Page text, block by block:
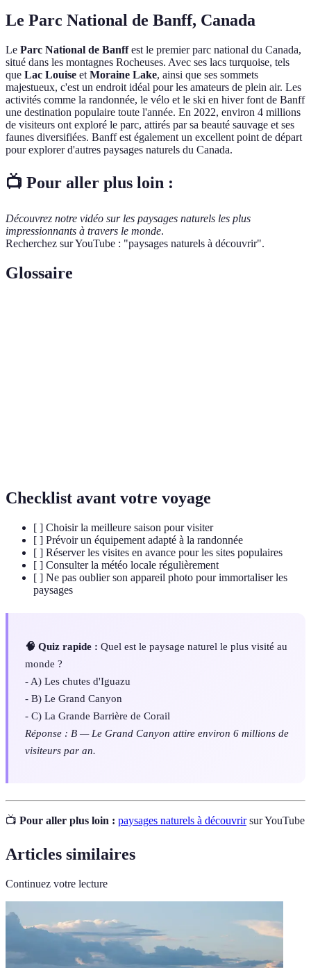
Le Parc National de Banff, Canada
Le Parc National de Banffest le premier parc national du Canada,
situé dans les montagnes Rocheuses. Avec ses lacs turquoise, tels
que Lac Louise et Moraine Lake, ainsi que ses sommets
majestueux, c'est un endroit idéal pour les amateurs de plein air. Les
activités comme la randonnée, le vélo et le ski en hiver font de Banff
une destination populaire toute l'année. En 2022, environ 4 millions
de visiteurs ont exploré le parc, attirés par sa beauté sauvage et ses
faunes diversifiées. Banff est également un excellent point de départ
pour explorer d'autres paysages naturels du Canada.
📺 Pour aller plus loin :
Découvrez notre vidéo sur les paysages naturels les plus
impressionnants à travers le monde.
Recherchez sur YouTube : "paysages naturels à découvrir".
Glossaire
Checklist avant votre voyage
[ ] Choisir la meilleure saison pour visiter
[ ] Prévoir un équipement adapté à la randonnée
[ ] Réserver les visites en avance pour les sites populaires
[ ] Consulter la météo locale régulièrement
[ ] Ne pas oublier son appareil photo pour immortaliser les
paysages
🧠 Quiz rapide : Quel est le paysage naturel le plus visité au
monde ?
- A) Les chutes d'Iguazu
- B) Le Grand Canyon
- C) La Grande Barrière de Corail
Réponse : B — Le Grand Canyon attire environ 6 millions de
visiteurs par an.
📺 Pour aller plus loin : paysages naturels à découvrirsur YouTube
Articles similaires
Continuez votre lecture